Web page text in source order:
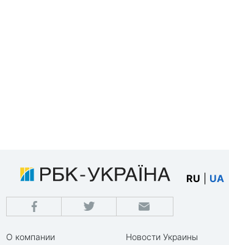
RU UA
О компании
Новости Украины